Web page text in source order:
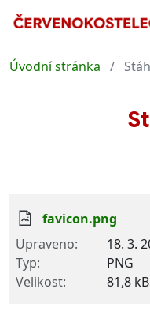
Úvodní stránka
favicon.png
18. 3.
PNG
81,8 kB